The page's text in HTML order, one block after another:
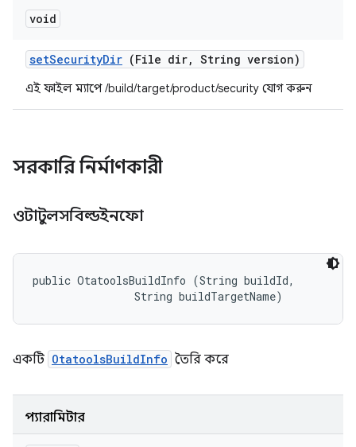
void
setSecurityDir (File dir, String version)
এই ফাইল ম্যাপে /build/target/product/security যোগ করুন
সরকারি নির্মাণকারী
ওটাটুলসবিল্ডইনফো
public OtatoolsBuildInfo (String buildId,
                String buildTargetName)
একটি OtatoolsBuildInfo তৈরি করে
প্যারামিটার